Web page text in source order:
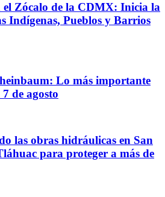
el Zócalo de la CDMX: Inicia la
Indígenas, Pueblos y Barrios
Lo más importante
de agosto
las obras hidráulicas en San
para proteger a más de